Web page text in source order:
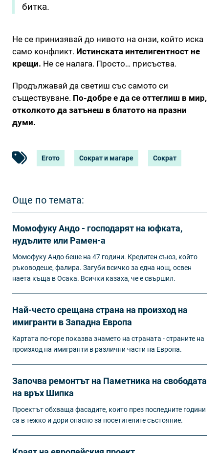
битка.
Не се принизявай до нивото на онзи, който иска
само конфликт. Истинската интелигентност не
крещи. Не се налага. Просто… присъства.
Продължавай да светиш със самото си
съществуване. По-добре е да се оттеглиш в мир,
отколкото да затънеш в блатото на празни
думи.
Егото Сократ и магаре Сократ
Още по темата:
Момофуку Андо - господарят на юфката,
нудълите или Рамен-а
Момофуку Андо беше на 47 години. Кредитен съюз, който
ръководеше, фалира. Загуби всичко за една нощ, освен
наета къща в Осака. Всички казаха, че е свършил.
Най-често срещана страна на произход на
имигранти в Западна Европа
Картата по-горе показва знамето на страната - страните на
произход на имигранти в различни части на Европа.
Започва ремонтът на Паметника на свободата
на връх Шипка
Проектът обхваща фасадите, които през последните години
са в тежко и дори опасно за посетителите състояние.